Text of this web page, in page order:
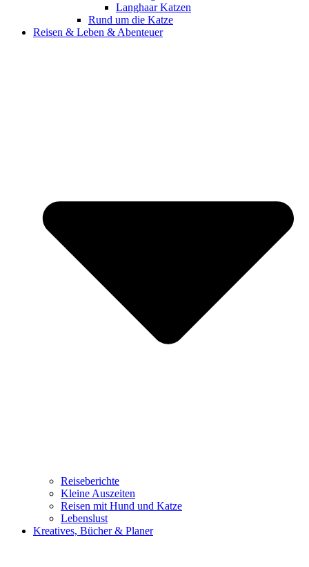
Langhaar Katzen
Rund um die Katze
Reisen & Leben & Abenteuer
Reiseberichte
Kleine Auszeiten
Reisen mit Hund und Katze
Lebenslust
Kreatives, Bücher & Planer